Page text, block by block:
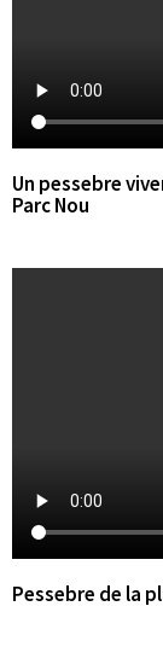
Un pessebre
Parc Nou
Pessebre de la